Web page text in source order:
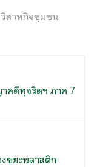
วิสาหกิจชุมชน
าคดีทุจริตฯ ภาค 7
ขยะพลาสติก